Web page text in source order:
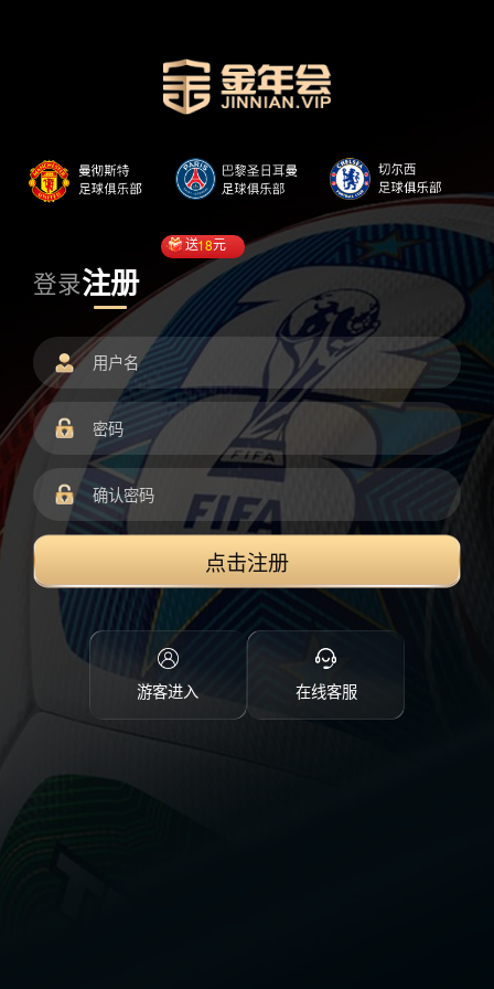
登录注册
送18元
点击注册
游客进入 在线客服